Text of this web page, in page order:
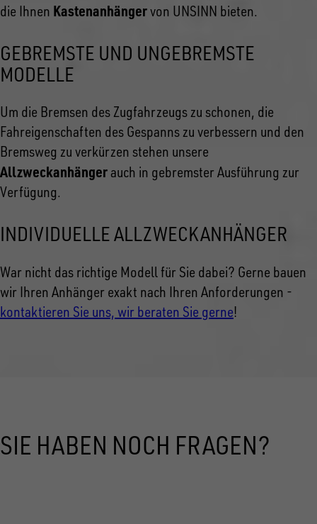
die Ihnen Kastenanhängervon UNSINN bieten.
GEBREMSTE UND UNGEBREMSTE
MODELLE
Um die Bremsen des Zugfahrzeugs zu schonen, die
Fahreigenschaften des Gespanns zu verbessern und den
Bremsweg zu verkürzen stehen unsere
Allzweckanhänger auch in gebremster Ausführung zur
Verfügung.
INDIVIDUELLE ALLZWECKANHÄNGER
War nicht das richtige Modell für Sie dabei? Gerne bauen
wir Ihren Anhänger exakt nach Ihren Anforderungen -
kontaktieren Sie uns, wir beraten Sie gerne!
SIE HABEN NOCH FRAGEN?